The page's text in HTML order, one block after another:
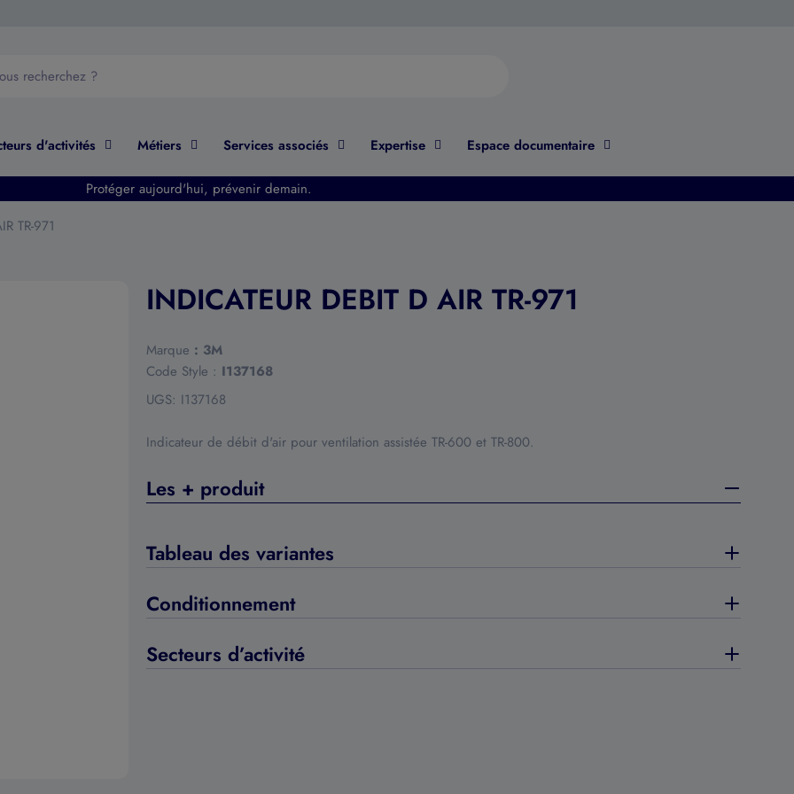
d'activités Métiers Services associés Expertise Espace documentaire
Protéger aujourd'hui, prévenir demain.
TR-971
INDICATEUR DEBIT D AIR TR-971
Marque : 3M
Code Style : I137168
UGS: I137168
Indicateur de débit d'air pour ventilation assistée TR-600 et TR-800.
Les + produit
Tableau des variantes
Conditionnement
Secteurs d’activité